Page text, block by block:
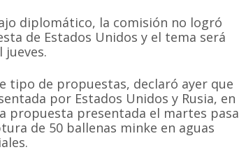
diplomático, la comisión no logró
de Estados Unidos y el tema será
jueves.
tipo de propuestas, declaró ayer que
por Estados Unidos y Rusia, en
propuesta presentada el martes
de 50 ballenas minke en aguas
sin fines de
las especies de
Sur.
Chile.
Quiénes